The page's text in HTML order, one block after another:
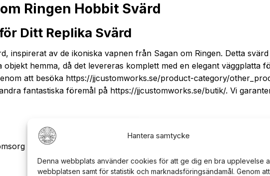
Hantera samtycke
Denna webbplats använder cookies för att ge dig en bra upplevelse
webbplatsen samt för statistik och marknadsföringsändamål. Genom att
Ringen Hobbit Svärd
Ditt Replika Svärd
inspirerat av de ikoniska vapnen från Sagan om Ringen. Detta
hemma, då det levereras komplett med en elegant väggplatta
att besöka https://jjcustomworks.se/product-category/
fantastiska föremål på https://jjcustomworks.se/butik/. Vi
för detaljer, vilket säkerställer en autentisk känsla och